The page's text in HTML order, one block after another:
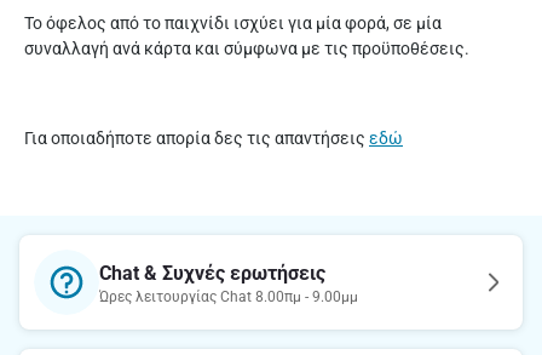
To όφελος από το παιχνίδι ισχύει για μία φορά, σε μία
συναλλαγή ανά κάρτα και σύμφωνα με τις προϋποθέσεις.
Για οποιαδήποτε απορία δες τις απαντήσεις εδώ
Chat & Συχνές ερωτήσεις
Ώρες λειτουργίας Chat 8.00πμ - 9.00μμ